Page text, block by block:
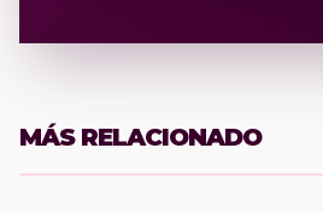
MÁS RELACIONADO